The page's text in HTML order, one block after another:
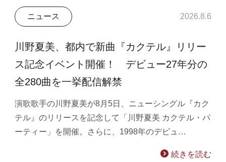
ニュース 2026.8.6
川野夏美、都内で新曲『カクテル』リリー
ス記念イベント開催！ デビュー27年分の
全280曲を一挙配信解禁
演歌歌手の川野夏美が8月5日、ニューシングル『カク
テル』のリリースを記念して「川野夏美 カクテル・パ
ーティー」を開催。さらに、1998年のデビュ…
続きを読む